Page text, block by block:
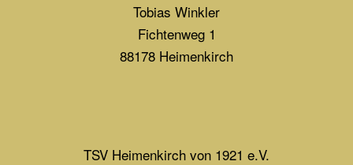
Tobias Winkler
Fichtenweg 1
88178 Heimenkirch
TSV Heimenkirch von 1921 e.V.